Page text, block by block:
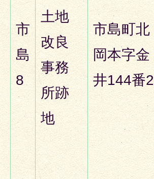
市
島
8
土地
改良
事務
所跡
地
市島町北
岡本字金
井144番2